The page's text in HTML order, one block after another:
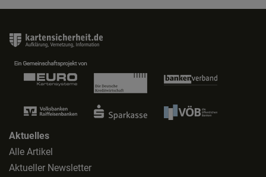
Aktuelles
Alle Artikel
Aktueller Newsletter